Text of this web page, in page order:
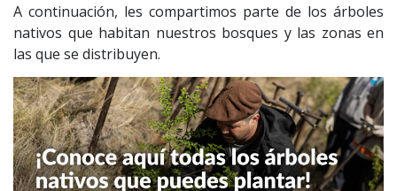
A continuación, les compartimos parte de los árboles
nativos que habitan nuestros bosques y las zonas en
las que se distribuyen.